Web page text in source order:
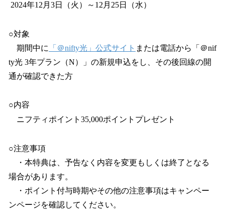
2024年12月3日（火）～12月25日（水）
○対象
期間中に 「＠nifty光」公式サイト または電話から「＠nif
ty光 3年プラン（N）」の新規申込をし、その後回線の開
通が確認できた方
○内容
ニフティポイント35,000ポイントプレゼント
○注意事項
・本特典は、予告なく内容を変更もしくは終了となる
場合があります。
・ポイント付与時期やその他の注意事項はキャンペー
ンページを確認してください。